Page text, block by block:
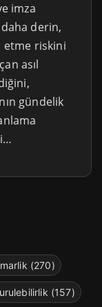
imza
derin,
etme riskini
asıl
gündelik
(270)
(157)